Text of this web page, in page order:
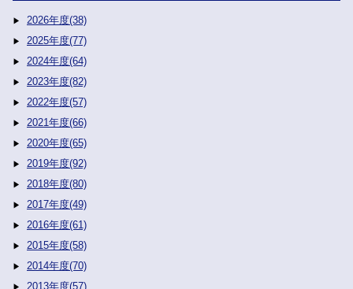
2026年度(38)
2025年度(77)
2024年度(64)
2023年度(82)
2022年度(57)
2021年度(66)
2020年度(65)
2019年度(92)
2018年度(80)
2017年度(49)
2016年度(61)
2015年度(58)
2014年度(70)
2013年度(57)